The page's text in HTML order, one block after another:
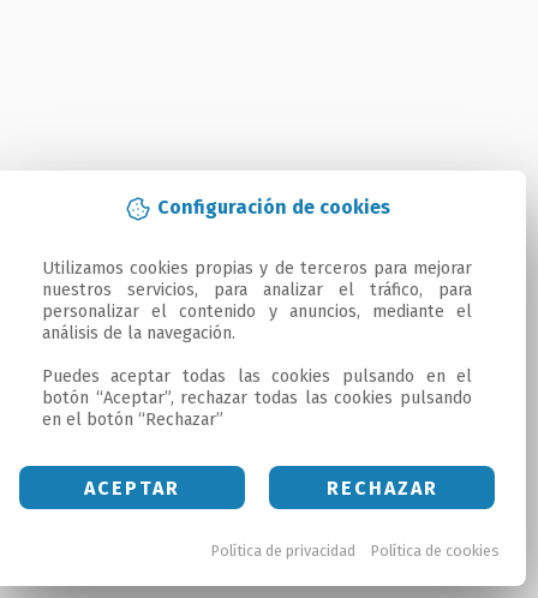
Configuración de cookies
Utilizamos cookies propias y de terceros para mejorar
nuestros servicios, para analizar el tráfico, para
personalizar el contenido y anuncios, mediante el
análisis de la navegación.
Puedes aceptar todas las cookies pulsando en el
botón “Aceptar”, rechazar todas las cookies pulsando
en el botón “Rechazar”
ACEPTAR RECHAZAR
Política de privacidad Política de cookies